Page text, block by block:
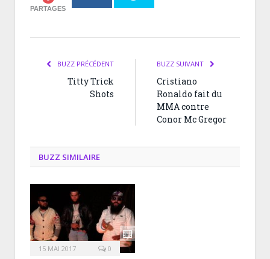
PARTAGES
BUZZ PRÉCÉDENT
Titty Trick
Shots
BUZZ SUIVANT
Cristiano
Ronaldo fait du
MMA contre
Conor Mc Gregor
BUZZ SIMILAIRE
15 MAI 2017 0